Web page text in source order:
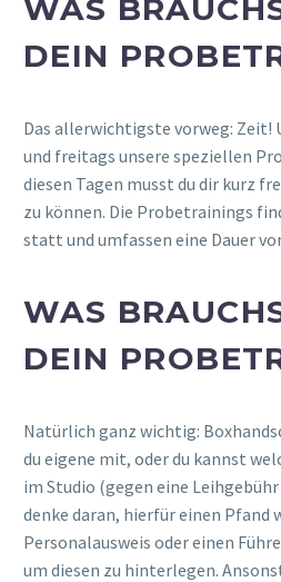
WAS
DEIN
Das allerwichtigste vorweg: Zeit!
und freitags unsere speziellen
diesen Tagen musst du dir kurz
zu können. Die Probetrainings
statt und umfassen eine Dauer
WAS
DEIN
Natürlich ganz wichtig:
du eigene mit, oder du kannst
im Studio (gegen eine
denke daran, hierfür einen Pfand
Personalausweis oder einen
um diesen zu hinterlegen.